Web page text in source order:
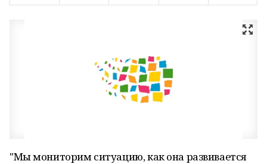
"Мы мониторим ситуацию, как она развивается